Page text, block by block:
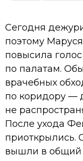
Сегодня
поэтому
повысила
по палатам.
врачебных
по коридору —
не
После ухода
приоткрылись.
вышли в общий